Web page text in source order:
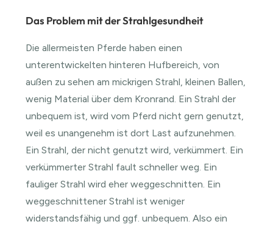
Das Problem mit der Strahlgesundheit
Die allermeisten Pferde haben einen
unterentwickelten hinteren Hufbereich, von
außen zu sehen am mickrigen Strahl, kleinen Ballen,
wenig Material über dem Kronrand. Ein Strahl der
unbequem ist, wird vom Pferd nicht gern genutzt,
weil es unangenehm ist dort Last aufzunehmen.
Ein Strahl, der nicht genutzt wird, verkümmert. Ein
verkümmerter Strahl fault schneller weg. Ein
fauliger Strahl wird eher weggeschnitten. Ein
weggeschnittener Strahl ist weniger
widerstandsfähig und ggf. unbequem. Also ein